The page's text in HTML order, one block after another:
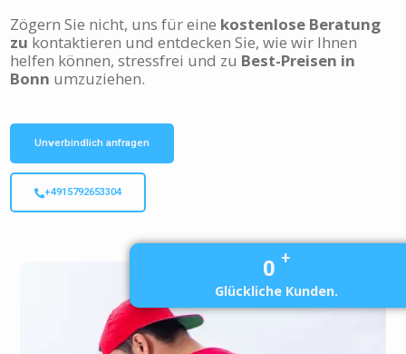
Zögern Sie nicht, uns für eine kostenlose Beratung
zu kontaktieren und entdecken Sie, wie wir Ihnen
helfen können, stressfrei und zu Best-Preisen in
Bonn umzuziehen.
Unverbindlich anfragen
+4915792653304
0 +
Glückliche Kunden.